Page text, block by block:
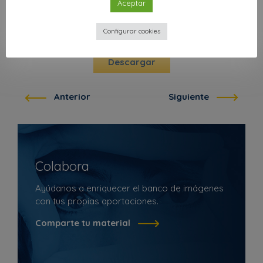
Descargar
Anterior Siguiente
Colabora
Ayúdanos a enriquecer el banco de imágenes
con tus propias aportaciones.
Comparte tu material
Aceptar
Configurar cookies